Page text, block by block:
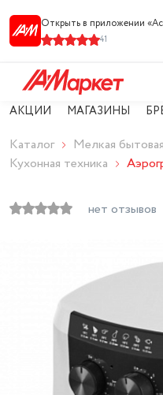
Открыть в приложении
41
АКЦИИ МАГАЗИНЫ
Каталог
Мелкая
Кухонная техника
нет отзывов